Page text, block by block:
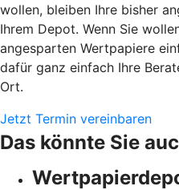
wollen, bleiben Ihre bisher
Ihrem Depot. Wenn Sie
angesparten Wertpapiere
dafür ganz einfach Ihre
Ort.
Jetzt Termin vereinbaren
Das könnte Sie